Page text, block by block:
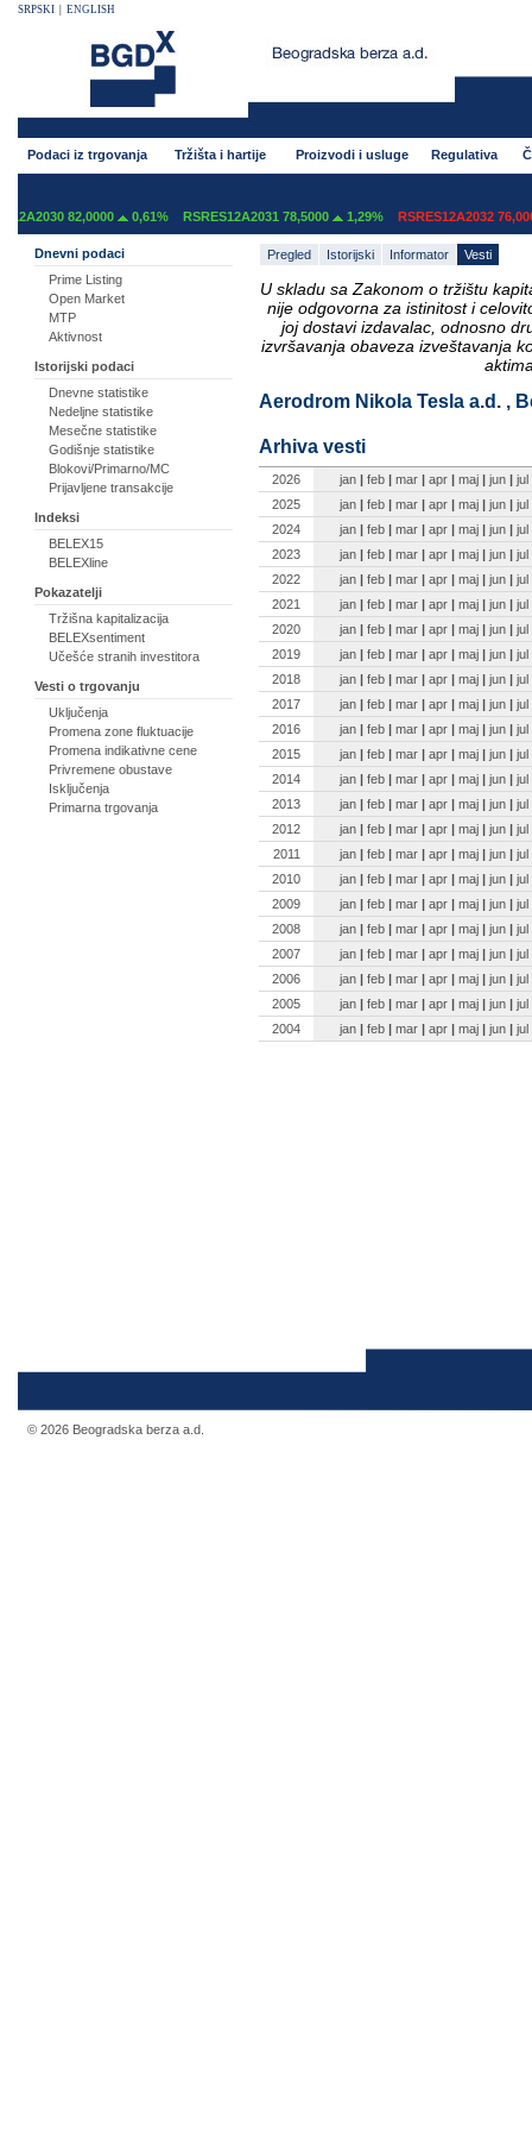
SRPSKI ENGLISH
Podaci iz trgovanja Tržišta i hartije Proizvodi i usluge Regulativa
82,0000 0,61% RSRES12A2031 78,5000 1,29% RSRES12A2032 76,0000
Dnevni podaci
Prime Listing
Open Market
MTP
Aktivnost
Istorijski podaci
Dnevne statistike
Nedeljne statistike
Mesečne statistike
Godišnje statistike
Blokovi/Primarno/MC
Prijavljene transakcije
Indeksi
BELEX15
BELEXline
Pokazatelji
Tržišna kapitalizacija
BELEXsentiment
Učešće stranih investitora
Vesti o trgovanju
Uključenja
Promena zone fluktuacije
Promena indikativne cene
Privremene obustave
Isključenja
Primarna trgovanja
Pregled Istorijski Informator Vesti
U skladu sa Zakonom o tržištu
nije odgovorna za istinitost i
joj dostavi izdavalac, odnosno
izvršavanja obaveza izveštavanja
Aerodrom Nikola Tesla a.d. ,
Arhiva vesti
2026 jan | feb | mar | apr | maj | jun | jul
2025
jan | feb | mar | apr | maj | jun | jul
2024
jan | feb | mar | apr | maj | jun | jul
2023
jan | feb | mar | apr | maj | jun | jul
2022
jan | feb | mar | apr | maj | jun | jul
2021
jan | feb | mar | apr | maj | jun | jul
2020
jan | feb | mar | apr | maj | jun | jul
2019
jan | feb | mar | apr | maj | jun | jul
2018
jan | feb | mar | apr | maj | jun | jul
2017
jan | feb | mar | apr | maj | jun | jul
2016
jan | feb | mar | apr | maj | jun | jul
2015
jan | feb | mar | apr | maj | jun | jul
2014
jan | feb | mar | apr | maj | jun | jul
2013
jan | feb | mar | apr | maj | jun | jul
2012
jan | feb | mar | apr | maj | jun | jul
2011
jan | feb | mar | apr | maj | jun | jul
2010
jan | feb | mar | apr | maj | jun | jul
2009
jan | feb | mar | apr | maj | jun | jul
2008
jan | feb | mar | apr | maj | jun | jul
2007
jan | feb | mar | apr | maj | jun | jul
2006
jan | feb | mar | apr | maj | jun | jul
2005
jan | feb | mar | apr | maj | jun | jul
2004
jan | feb | mar | apr | maj | jun | jul
© 2026 Beogradska berza a.d.